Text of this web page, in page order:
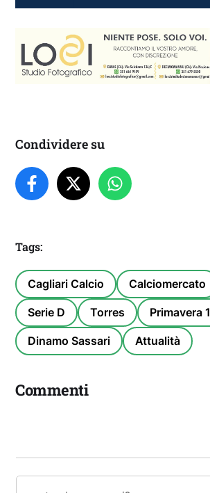
Condividere su
Tags:
Cagliari Calcio Calciomercato
Serie D Torres Primavera 1
Dinamo Sassari Attualità
Commenti